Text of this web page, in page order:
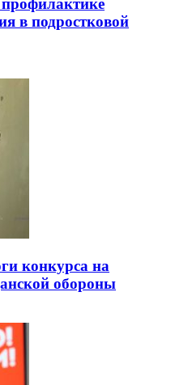
в подростковой
конкурса на
обороны